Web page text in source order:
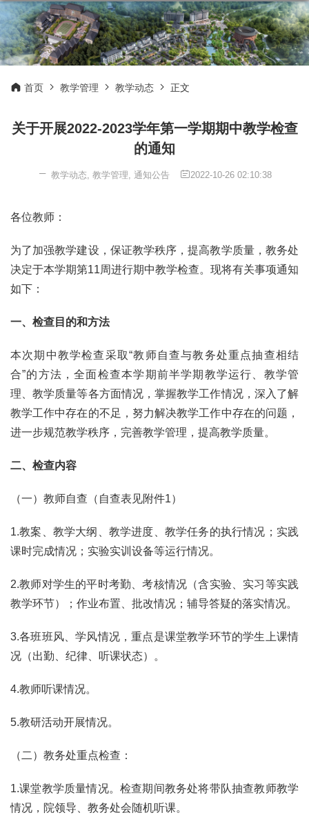
首页 教学管理 教学动态 正文
关于开展2022-2023学年第一学期期中教学检查
的通知
教学动态, 教学管理, 通知公告 2022-10-26 02:10:38
各位教师：
为了加强教学建设，保证教学秩序，提高教学质量，教务处
决定于本学期第11周进行期中教学检查。现将有关事项通知
如下：
一、检查目的和方法
本次期中教学检查采取“教师自查与教务处重点抽查相结
合”的方法，全面检查本学期前半学期教学运行、教学管
理、教学质量等各方面情况，掌握教学工作情况，深入了解
教学工作中存在的不足，努力解决教学工作中存在的问题，
进一步规范教学秩序，完善教学管理，提高教学质量。
二、检查内容
（一）教师自查（自查表见附件1）
1.教案、教学大纲、教学进度、教学任务的执行情况；实践
课时完成情况；实验实训设备等运行情况。
2.教师对学生的平时考勤、考核情况（含实验、实习等实践
教学环节）；作业布置、批改情况；辅导答疑的落实情况。
3.各班班风、学风情况，重点是课堂教学环节的学生上课情
况（出勤、纪律、听课状态）。
4.教师听课情况。
5.教研活动开展情况。
（二）教务处重点检查：
1.课堂教学质量情况。检查期间教务处将带队抽查教师教学
情况，院领导、教务处会随机听课。